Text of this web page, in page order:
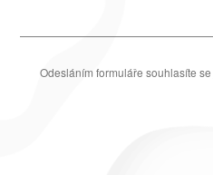
Odesláním formuláře souhlasíte se